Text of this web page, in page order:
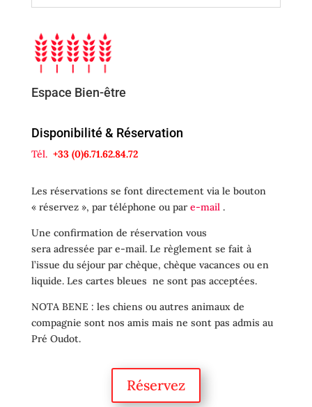
Espace Bien-être
Disponibilité & Réservation
Tél. +33 (0)6.71.62.84.72
Les réservations se font directement via le bouton
« réservez », par téléphone ou par e-mail .
Une confirmation de réservation vous
sera adressée par e-mail. Le règlement se fait à
l’issue du séjour par chèque, chèque vacances ou en
liquide. Les cartes bleues ne sont pas acceptées.
NOTA BENE : les chiens ou autres animaux de
compagnie sont nos amis mais ne sont pas admis au
Pré Oudot.
Réservez